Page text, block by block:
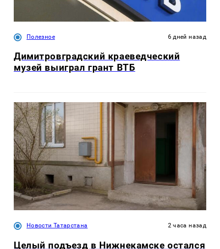
Полезное 6 дней назад
Димитровградский краеведческий
музей выиграл грант ВТБ
Новости Татарстана 2 часа назад
Целый подъезд в Нижнекамске остался